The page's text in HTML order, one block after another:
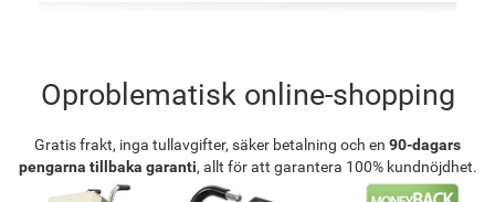
Oproblematisk online-shopping
Gratis frakt, inga tullavgifter, säker betalning och en 90-dagars
pengarna tillbaka garanti, allt för att garantera 100% kundnöjdhet.